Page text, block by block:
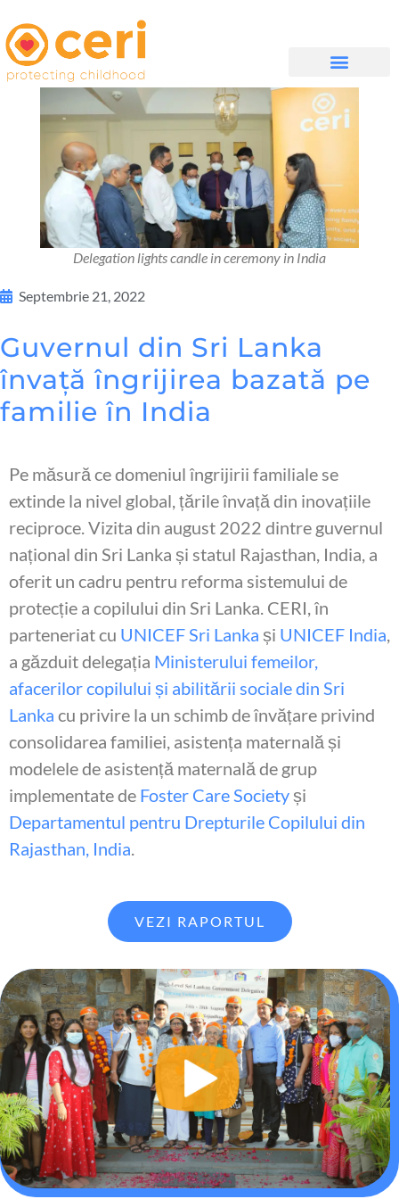
Delegation lights candle in ceremony in India
Septembrie 21, 2022
Guvernul din Sri Lanka
învață îngrijirea bazată pe
familie în India
Pe măsură ce domeniul îngrijirii familiale se
extinde la nivel global, țările învață din inovațiile
reciproce. Vizita din august 2022 dintre guvernul
național din Sri Lanka și statul Rajasthan, India, a
oferit un cadru pentru reforma sistemului de
protecție a copilului din Sri Lanka. CERI, în
parteneriat cu UNICEF Sri Lanka și UNICEF India
a găzduit delegația Ministerului femeilor,
afacerilor copilului și abilitării sociale din Sri
Lanka cu privire la un schimb de învățare privind
consolidarea familiei, asistența maternală și
modelele de asistență maternală de grup
implementate de Foster Care Societyși
Departamentul pentru Drepturile Copilului din
Rajasthan, India
VEZI RAPORTUL